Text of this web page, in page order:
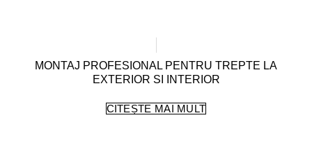
MONTAJ PROFESIONAL PENTRU TREPTE LA
EXTERIOR SI INTERIOR
CITEȘTE MAI MULT